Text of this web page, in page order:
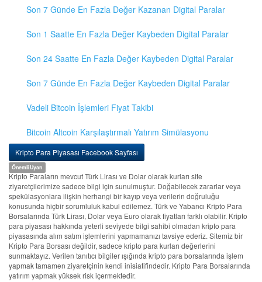
Son 7 Günde En Fazla Değer Kazanan Digital Paralar
Son 1 Saatte En Fazla Değer Kaybeden Digital Paralar
Son 24 Saatte En Fazla Değer Kaybeden Digital Paralar
Son 7 Günde En Fazla Değer Kaybeden Digital Paralar
Vadeli Bitcoin İşlemleri Fiyat Takibi
Bitcoin Altcoin Karşılaştırmalı Yatırım Simülasyonu
Kripto Para Piyasası Facebook Sayfası
Önemli Uyarı
Kripto Paraların mevcut Türk Lirası ve Dolar olarak kurları site
ziyaretçilerimize sadece bilgi için sunulmuştur. Doğabilecek zararlar veya
spekülasyonlara ilişkin herhangi bir kayıp veya verilerin doğruluğu
konusunda hiçbir sorumluluk kabul edilemez. Türk ve Yabancı Kripto Para
Borsalarında Türk Lirası, Dolar veya Euro olarak fiyatları farklı olabilir. Kripto
para piyasası hakkında yeterli seviyede bilgi sahibi olmadan kripto para
piyasasında alım satım işlemlerini yapmamanızı tavsiye ederiz. Sitemiz bir
Kripto Para Borsası değildir, sadece kripto para kurları değerlerini
sunmaktayız. Verilen tanıtıcı bilgiler ışığında kripto para borsalarında işlem
yapmak tamamen ziyaretçinin kendi inisiatifindedir. Kripto Para Borsalarında
yatırım yapmak yüksek risk içermektedir.